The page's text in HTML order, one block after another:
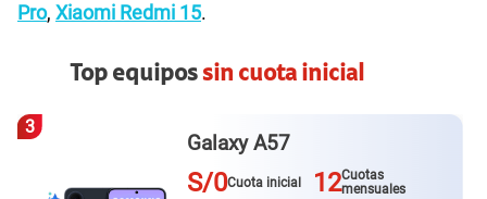
Pro, Xiaomi Redmi 15.
Top equipossin cuota inicial
3
Galaxy A57
S/0Cuota inicial 12Cuotas
mensuales